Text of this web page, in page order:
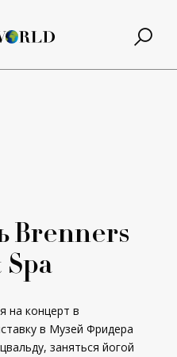
Brenners
на концерт в
в Музей Фридера
заняться йогой